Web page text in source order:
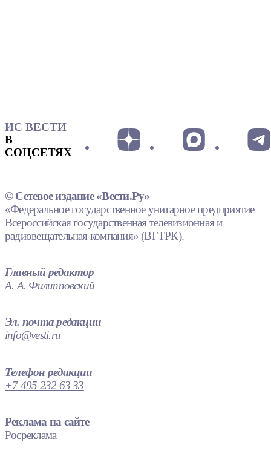
ИС ВЕСТИ
В
СОЦСЕТЯХ
© Сетевое издание «Вести.Ру»
«Федеральное государственное унитарное предприятие
Всероссийская государственная телевизионная и
радиовещательная компания» (ВГТРК).
Главный редактор
А. А. Филипповский
Эл. почта редакции
info@vesti.ru
Телефон редакции
+7 495 232 63 33
Реклама на сайте
Росреклама